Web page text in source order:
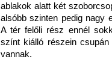
ablakok alatt két
alsóbb szinten pedig nagy
A tér felőli rész ennél
színt kiálló részein
vannak.